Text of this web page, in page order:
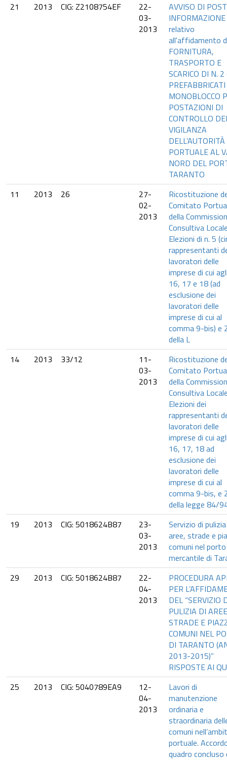
21
2013 CIG: Z2108754EF
22-
03-
2013
AVVISO DI POST
INFORMAZIONE
relativo
all'affidamento
FORNITURA,
TRASPORTO E
SCARICO DI N. 2
PREFABBRICATI
MONOBLOCCO
POSTAZIONI DI
CONTROLLO
VIGILANZA
DELL’AUTORITÀ
PORTUALE AL
NORD DEL
TARANTO
11
2013 26
27-
02-
2013
Ricostituzione
Comitato
della
Consultiva
Elezioni di n. 5
rappresentanti
lavoratori delle
imprese di cui
16, 17 e 18 (ad
esclusione dei
lavoratori delle
imprese di cui al
comma 9-bis) e
della L
14
2013 33/12
11-
03-
2013
Ricostituzione
Comitato
della
Consultiva
Elezioni dei
rappresentanti
lavoratori delle
imprese di cui
16, 17, 18 ad
esclusione dei
lavoratori delle
imprese di cui al
comma 9-bis, e
della legge 84/
19
2013 CIG: 5018624B87
23-
03-
2013
Servizio di
aree, strade e
comuni nel porto
mercantile di
29
2013 CIG: 5018624B87
22-
04-
2013
PROCEDURA
PER
DEL “SERVIZIO
PULIZIA DI
STRADE E
COMUNI NEL
DI TARANTO
2013-2015)”
RISPOSTE AI
25
2013 CIG: 5040789EA9
12-
04-
2013
Lavori di
manutenzione
ordinaria e
straordinaria
comuni
portuale.
quadro concluso